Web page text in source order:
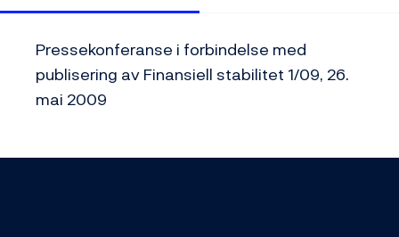
Pressekonferanse i forbindelse med
publisering av Finansiell stabilitet 1/09, 26.
mai 2009